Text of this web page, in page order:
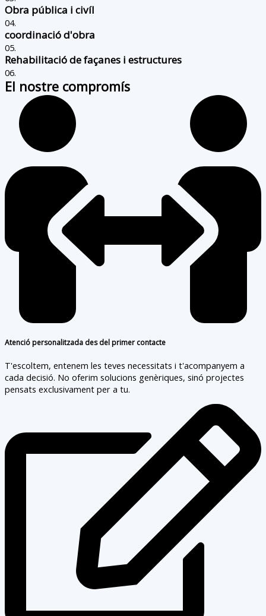
Obra pública i civíl
04.
coordinació d'obra
05.
Rehabilitació de façanes i estructures
06.
El nostre compromís
Atenció personalitzada des del primer contacte
T'escoltem, entenem les teves necessitats i t'acompanyem a
cada decisió. No oferim solucions genèriques, sinó projectes
pensats exclusivament per a tu.